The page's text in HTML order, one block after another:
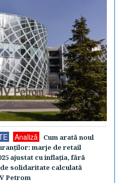
Analiză
Cum arată noul
marje de retail
ajustat cu inflaţia, fără
solidaritate calculată
Petrom